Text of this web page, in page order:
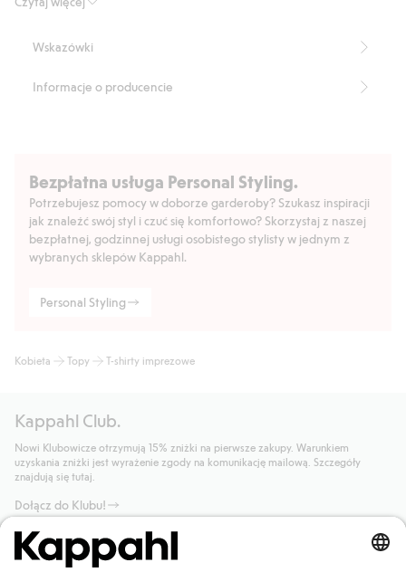
Wskazówki
Informacje o producencie
Bezpłatna usługa Personal Styling.
Potrzebujesz pomocy w doborze garderoby? Szukasz inspiracji
jak znaleźć swój styl i czuć się komfortowo? Skorzystaj z naszej
bezpłatnej, godzinnej usługi osobistego stylisty w jednym z
wybranych sklepów Kappahl.
Personal Styling
Kobieta Topy T-shirty imprezowe
Kappahl Club.
Nowi Klubowicze otrzymują 15% zniżki na pierwsze zakupy. Warunkiem
uzyskania zniżki jest wyrażenie zgody na komunikację mailową. Szczegóły
znajdują się tutaj.
Dołącz do Klubu!